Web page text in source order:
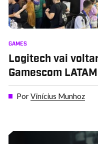
GAMES
Logitech vai
Gamescom
PorVinícius Munhoz